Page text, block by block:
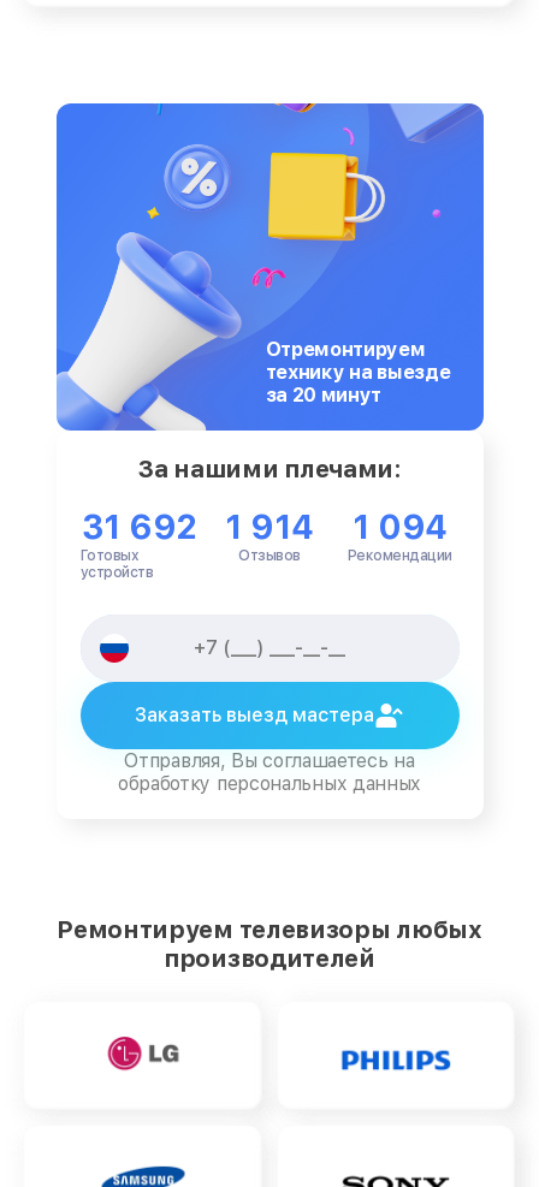
Отремонтируем
технику на выезде
за 20 минут
За нашими плечами:
31 692
Готовых
устройств
1 914
Отзывов
1 094
Рекомендации
Заказать выезд мастера
Отправляя, Вы соглашаетесь на
обработку персональных данных
Ремонтируем телевизоры любых
производителей